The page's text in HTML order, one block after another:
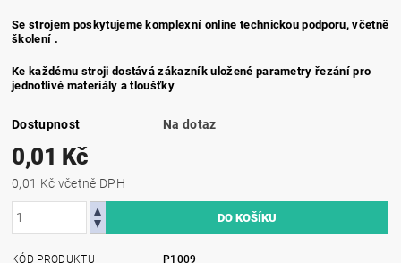
Se strojem poskytujeme komplexní online technickou podporu, včetně
školení .
Ke každému stroji dostává zákazník uložené parametry řezání pro
jednotlivé materiály a tloušťky
Dostupnost Na dotaz
0,01 Kč
0,01 Kč včetně DPH
KÓD PRODUKTU
P1009